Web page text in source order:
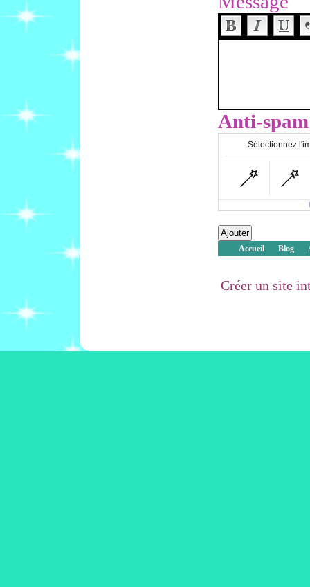
Anti-spam
Sélectionnez
Accueil Blog
Créer un site